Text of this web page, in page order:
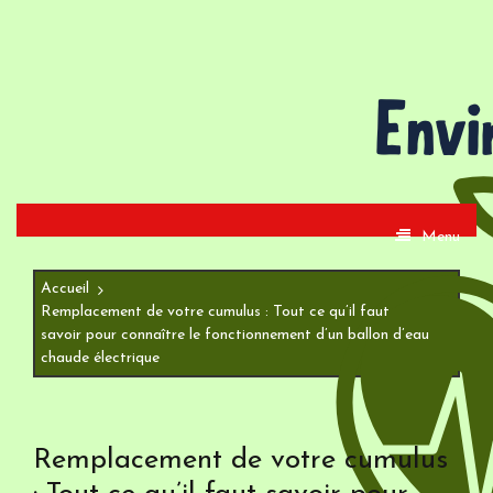
Menu
Accueil
Remplacement de votre cumulus : Tout ce qu’il faut
savoir pour connaître le fonctionnement d’un ballon d’eau
chaude électrique
Remplacement de votre cumulus